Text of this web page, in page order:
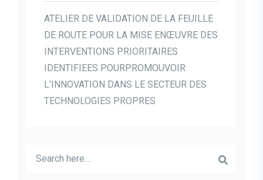
ATELIER DE VALIDATION DE LA FEUILLE
DE ROUTE POUR LA MISE ENŒUVRE DES
INTERVENTIONS PRIORITAIRES
IDENTIFIEES POURPROMOUVOIR
L’INNOVATION DANS LE SECTEUR DES
TECHNOLOGIES PROPRES